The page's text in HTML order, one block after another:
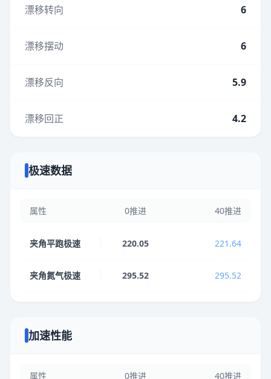
漂移转向 6
漂移摆动 6
漂移反向 5.9
漂移回正 4.2
极速数据
属性 0推进 40推进
夹角平跑极速 220.05 221.64
夹角氮气极速 295.52 295.52
加速性能
属性 0推进 40推进